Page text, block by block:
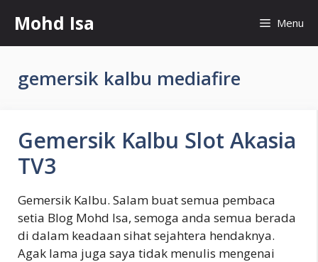
content
Mohd Isa Menu
gemersik kalbu mediafire
Gemersik Kalbu Slot Akasia
TV3
Gemersik Kalbu. Salam buat semua pembaca
setia Blog Mohd Isa, semoga anda semua berada
di dalam keadaan sihat sejahtera hendaknya.
Agak lama juga saya tidak menulis mengenai